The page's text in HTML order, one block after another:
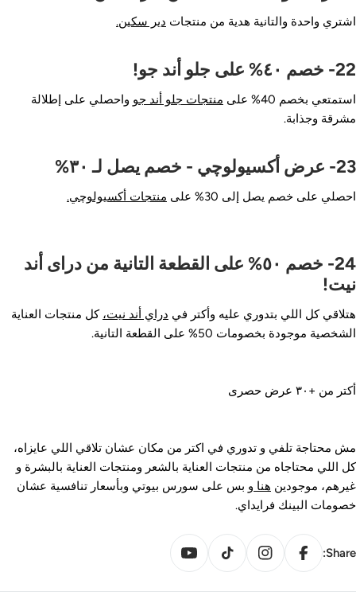
واحدة والتانية هدية من منتجات دير سكين.
على جلو أند جو!
بخصم 40% على منتجات جلو أند جوواحصلي على إطلالة
وجذابة.
- خصم يصل لـ ٣٠%
على خصم يصل إلى 30% على منتجات أكسيولوچي.
24- خصم ٥٠% على القطعة التانية من دراى أند
كل اللي بتدوري عليه وأكتر في دراي أند نيت،كل منتجات العناية
موجودة بخصومات 50% على القطعة التانية.
من +٣٠ عرض حصرى
محتاجة تلفي و تدوري في اكتر من مكان عشان تلاقي اللي عايزاه،
اللي محتاجاه من منتجات العناية بالشعر ومنتجات العناية بالبشرة و
موجودين هنا و بس على سورس بيوتي وبأسعار تنافسية عشان
البينك فرايداي.
Facebook
Instagram
TikTok
YouTube